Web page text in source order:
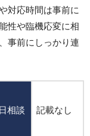
対応時間は事前に
性や臨機応変に相
事前にしっかり連
相談 記載なし